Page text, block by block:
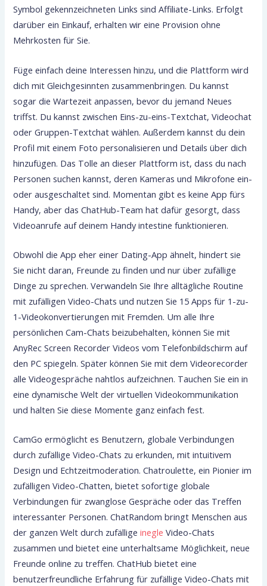
Symbol gekennzeichneten Links sind Affiliate-Links. Erfolgt
darüber ein Einkauf, erhalten wir eine Provision ohne
Mehrkosten für Sie.
Füge einfach deine Interessen hinzu, und die Plattform wird
dich mit Gleichgesinnten zusammenbringen. Du kannst
sogar die Wartezeit anpassen, bevor du jemand Neues
triffst. Du kannst zwischen Eins-zu-eins-Textchat, Videochat
oder Gruppen-Textchat wählen. Außerdem kannst du dein
Profil mit einem Foto personalisieren und Details über dich
hinzufügen. Das Tolle an dieser Plattform ist, dass du nach
Personen suchen kannst, deren Kameras und Mikrofone ein-
oder ausgeschaltet sind. Momentan gibt es keine App fürs
Handy, aber das ChatHub-Team hat dafür gesorgt, dass
Videoanrufe auf deinem Handy intestine funktionieren.
Obwohl die App eher einer Dating-App ähnelt, hindert sie
Sie nicht daran, Freunde zu finden und nur über zufällige
Dinge zu sprechen. Verwandeln Sie Ihre alltägliche Routine
mit zufälligen Video-Chats und nutzen Sie 15 Apps für 1-zu-
1-Videokonvertierungen mit Fremden. Um alle Ihre
persönlichen Cam-Chats beizubehalten, können Sie mit
AnyRec Screen Recorder Videos vom Telefonbildschirm auf
den PC spiegeln. Später können Sie mit dem Videorecorder
alle Videogespräche nahtlos aufzeichnen. Tauchen Sie ein in
eine dynamische Welt der virtuellen Videokommunikation
und halten Sie diese Momente ganz einfach fest.
CamGo ermöglicht es Benutzern, globale Verbindungen
durch zufällige Video-Chats zu erkunden, mit intuitivem
Design und Echtzeitmoderation. Chatroulette, ein Pionier im
zufälligen Video-Chatten, bietet sofortige globale
Verbindungen für zwanglose Gespräche oder das Treffen
interessanter Personen. ChatRandom bringt Menschen aus
der ganzen Welt durch zufälligeinegle Video-Chats
zusammen und bietet eine unterhaltsame Möglichkeit, neue
Freunde online zu treffen. ChatHub bietet eine
benutzerfreundliche Erfahrung für zufällige Video-Chats mit